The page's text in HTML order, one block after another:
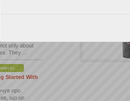
in
only about
They ...
Started With
про
що це